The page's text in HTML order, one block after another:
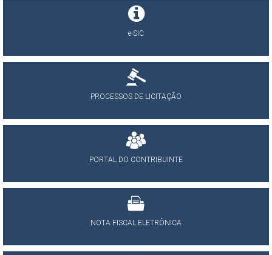
e-SIC
PROCESSOS DE LICITAÇÃO
PORTAL DO CONTRIBUINTE
NOTA FISCAL ELETRÔNICA